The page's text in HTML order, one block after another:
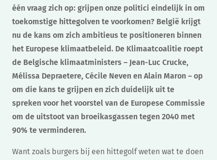
één vraag zich op: grijpen onze politici eindelijk in om
toekomstige hittegolven te voorkomen? België krijgt
nu de kans om zich ambitieus te positioneren binnen
het Europese klimaatbeleid. De Klimaatcoalitie roept
de Belgische klimaatministers – Jean-Luc Crucke,
Mélissa Depraetere, Cécile Neven en Alain Maron – op
om die kans te grijpen en zich duidelijk uit te
spreken voor het voorstel van de Europese Commissie
om de uitstoot van broeikasgassen tegen 2040 met
90% te verminderen.
Want zoals burgers bij een hittegolf weten wat te doen